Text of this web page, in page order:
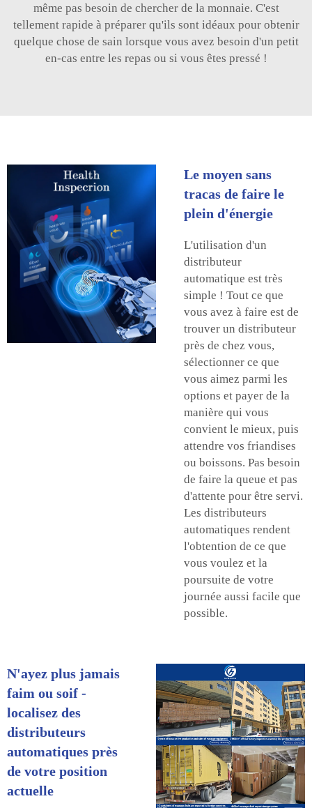
même pas besoin de chercher de la monnaie. C'est
tellement rapide à préparer qu'ils sont idéaux pour obtenir
quelque chose de sain lorsque vous avez besoin d'un petit
en-cas entre les repas ou si vous êtes pressé !
Le moyen sans
tracas de faire le
plein d'énergie
L'utilisation d'un
distributeur
automatique est très
simple ! Tout ce que
vous avez à faire est de
trouver un distributeur
près de chez vous,
sélectionner ce que
vous aimez parmi les
options et payer de la
manière qui vous
convient le mieux, puis
attendre vos friandises
ou boissons. Pas besoin
de faire la queue et pas
d'attente pour être servi.
Les distributeurs
automatiques rendent
l'obtention de ce que
vous voulez et la
poursuite de votre
journée aussi facile que
possible.
N'ayez plus jamais
faim ou soif -
localisez des
distributeurs
automatiques près
de votre position
actuelle